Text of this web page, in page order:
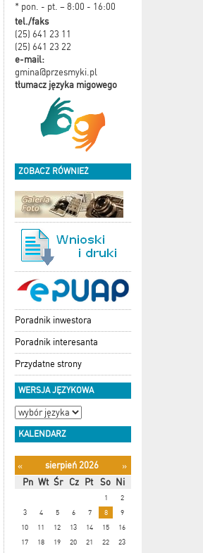
* pon. - pt. – 8:00 - 16:00
tel./faks
(25) 641 23 11
(25) 641 23 22
e-mail:
gmina@przesmyki.pl
tłumacz języka migowego
ZOBACZ RÓWNIEŻ
Poradnik inwestora
Poradnik interesanta
Przydatne strony
WERSJA JĘZYKOWA
KALENDARZ
« sierpień 2026
»
Pn Wt Śr Cz Pt So Ni
1
2
3
4 5 6 7 8
9
10
11 12 13 14 15
16
17
18 19 20 21 22
23